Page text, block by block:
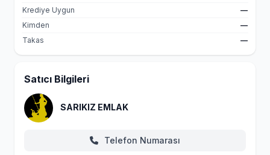
Krediye Uygun
—
Kimden
—
Takas
—
Satıcı Bilgileri
SARIKIZ EMLAK
Telefon Numarası